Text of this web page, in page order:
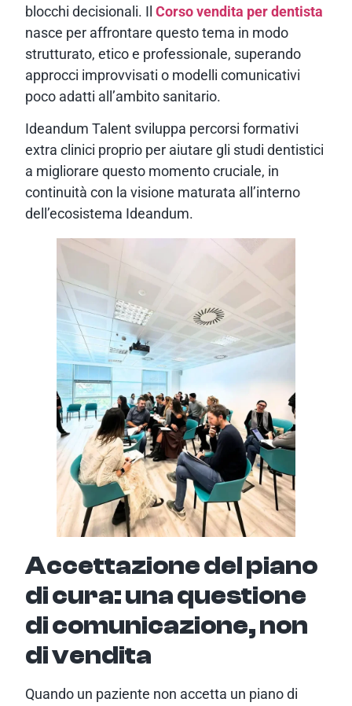
blocchi decisionali. Il Corso vendita per dentista
nasce per affrontare questo tema in modo
strutturato, etico e professionale, superando
approcci improvvisati o modelli comunicativi
poco adatti all’ambito sanitario.
Ideandum Talent sviluppa percorsi formativi
extra clinici proprio per aiutare gli studi dentistici
a migliorare questo momento cruciale, in
continuità con la visione maturata all’interno
dell’ecosistema Ideandum.
Accettazione del piano
di cura: una questione
di comunicazione, non
di vendita
Quando un paziente non accetta un piano di